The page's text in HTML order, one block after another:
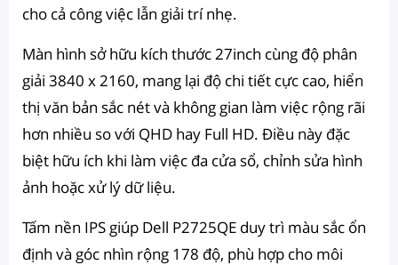
cho cả công việc lẫn giải trí nhẹ.
Màn hình sở hữu kích thước 27inch cùng độ phân
giải 3840 x 2160, mang lại độ chi tiết cực cao, hiển
thị văn bản sắc nét và không gian làm việc rộng rãi
hơn nhiều so với QHD hay Full HD. Điều này đặc
biệt hữu ích khi làm việc đa cửa sổ, chỉnh sửa hình
ảnh hoặc xử lý dữ liệu.
Tấm nền IPS giúp Dell P2725QE duy trì màu sắc ổn
định và góc nhìn rộng 178 độ, phù hợp cho môi